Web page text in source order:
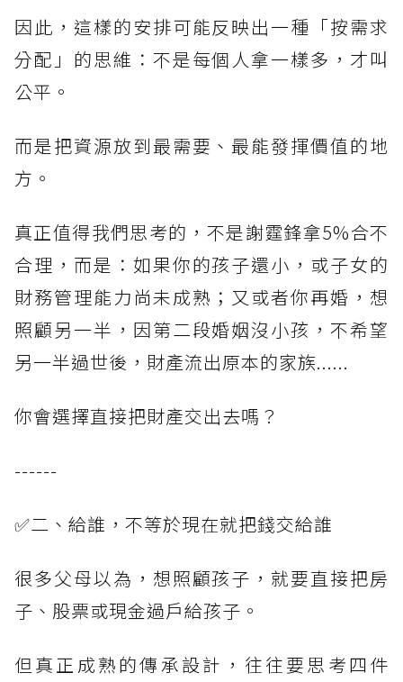
因此，這樣的安排可能反映出一種「按需求
分配」的思維：不是每個人拿一樣多，才叫
公平。
而是把資源放到最需要、最能發揮價值的地
方。
真正值得我們思考的，不是謝霆鋒拿5%合不
合理，而是：如果你的孩子還小，或子女的
財務管理能力尚未成熟；又或者你再婚，想
照顧另一半，因第二段婚姻沒小孩，不希望
另一半過世後，財產流出原本的家族......
你會選擇直接把財產交出去嗎？
------
✅二、給誰，不等於現在就把錢交給誰
很多父母以為，想照顧孩子，就要直接把房
子、股票或現金過戶給孩子。
但真正成熟的傳承設計，往往要思考四件